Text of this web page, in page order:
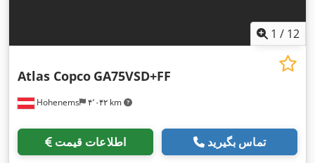
1 / 12
Hohenems ۴٬۰۴۲ km
Atlas Copco GA75VSD+FF
اطلاعات قیمت تماس بگیرید